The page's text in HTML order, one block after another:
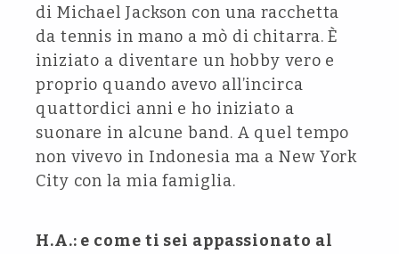
di Michael Jackson con una racchetta
da tennis in mano a mò di chitarra. È
iniziato a diventare un hobby vero e
proprio quando avevo all’incirca
quattordici anni e ho iniziato a
suonare in alcune band. A quel tempo
non vivevo in Indonesia ma a New York
City con la mia famiglia.
H.A.: e come ti sei appassionato al